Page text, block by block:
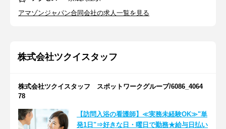
アマゾンジャパン合同会社の求人一覧を見る
株式会社ツクイスタッフ
株式会社ツクイスタッフ スポットワークグループ/6086_4064
78
【訪問入浴の看護師】≪実務未経験OK≫"単
発1日"⇒好きな日・曜日で勤務★給与日払い